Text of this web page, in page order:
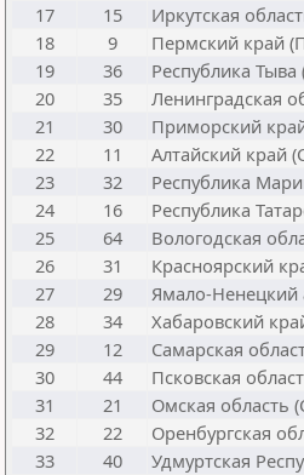
17
15
Иркутская
18
9
Пермский край
19
36
Республика
20
35
Ленинградская
21
30
Приморский
22
11
Алтайский край
23
32
Республика
24
16
Республика
25
64
Вологодская
26
31
Красноярский
27
29
Ямало-Ненецкий
28
34
Хабаровский
29
12
Самарская
30
44
Псковская
31
21
Омская область
32
22
Оренбургская
33
40
Удмуртская